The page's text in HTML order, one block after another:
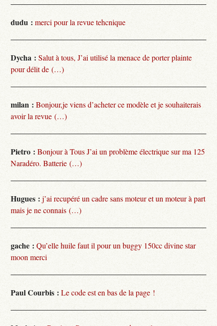
dudu : merci pour la revue tehcnique
Dycha : Salut à tous, J’ai utilisé la menace de porter plainte
pour délit de (…)
milan : Bonjour,je viens d’acheter ce modèle et je souhaiterais
avoir la revue (…)
Pietro : Bonjour à Tous J’ai un problème électrique sur ma 125
Naradéro. Batterie (…)
Hugues : j’ai recupéré un cadre sans moteur et un moteur à part
mais je ne connais (…)
gache : Qu’elle huile faut il pour un buggy 150cc divine star
moon merci
Paul Courbis : Le code est en bas de la page !